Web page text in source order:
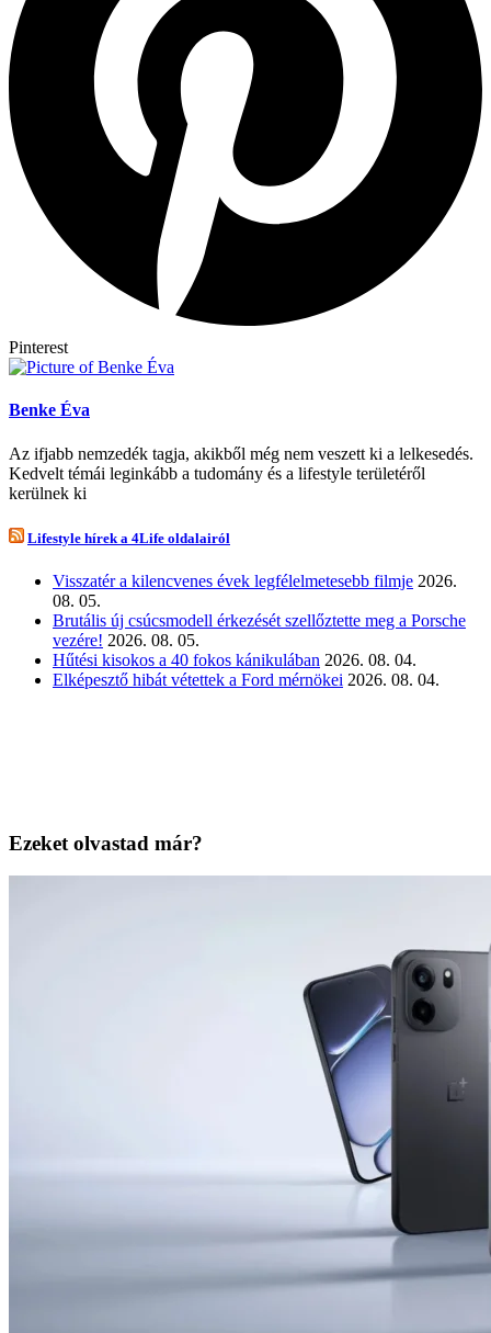
Pinterest
Benke Éva
Az ifjabb nemzedék tagja, akikből még nem veszett ki a lelkesedés.
Kedvelt témái leginkább a tudomány és a lifestyle területéről
kerülnek ki
Lifestyle hírek a 4Life oldalairól
Visszatér a kilencvenes évek legfélelmetesebb filmje 2026.
08. 05.
Brutális új csúcsmodell érkezését szellőztette meg a Porsche
vezére! 2026. 08. 05.
Hűtési kisokos a 40 fokos kánikulában 2026. 08. 04.
Elképesztő hibát vétettek a Ford mérnökei 2026. 08. 04.
Ezeket olvastad már?